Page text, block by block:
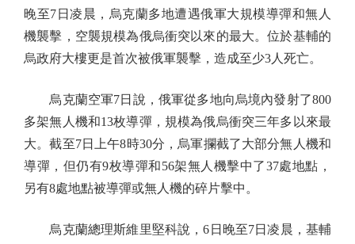
晚至7日凌晨，烏克蘭多地遭遇俄軍大規模導彈和無人
機襲擊，空襲規模為俄烏衝突以來的最大。位於基輔的
烏政府大樓更是首次被俄軍襲擊，造成至少3人死亡。
烏克蘭空軍7日說，俄軍從多地向烏境內發射了800
多架無人機和13枚導彈，規模為俄烏衝突三年多以來最
大。截至7日上午8時30分，烏軍攔截了大部分無人機和
導彈，但仍有9枚導彈和56架無人機擊中了37處地點，
另有8處地點被導彈或無人機的碎片擊中。
烏克蘭總理斯維里堅科說，6日晚至7日凌晨，基輔